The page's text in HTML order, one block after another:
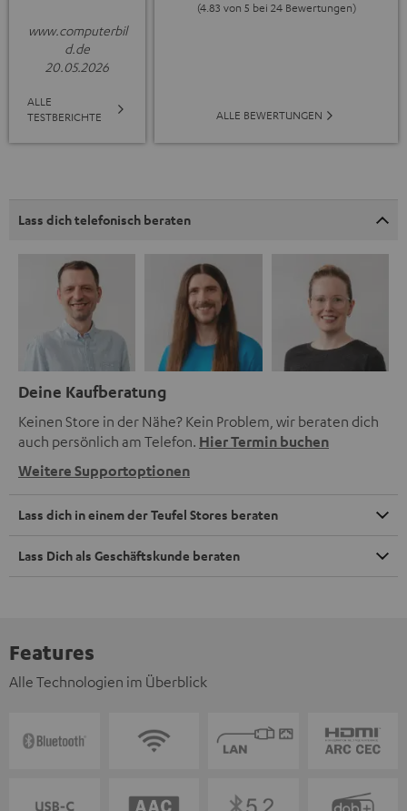
www.computerbil
d.de
20.05.2026
ALLE
TESTBERICHTE
(4.83 von 5 bei 24 Bewertungen)
ALLE BEWERTUNGEN
Lass dich telefonisch beraten
Deine Kaufberatung
Keinen Store in der Nähe? Kein Problem, wir beraten dich
auch persönlich am Telefon. Hier Termin buchen
Weitere Supportoptionen
Lass dich in einem der Teufel Stores beraten
Lass Dich als Geschäftskunde beraten
Features
Alle Technologien im Überblick